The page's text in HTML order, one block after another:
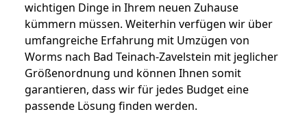
wichtigen Dinge in Ihrem neuen Zuhause
kümmern müssen. Weiterhin verfügen wir über
umfangreiche Erfahrung mit Umzügen von
Worms nach Bad Teinach-Zavelstein mit jeglicher
Größenordnung und können Ihnen somit
garantieren, dass wir für jedes Budget eine
passende Lösung finden werden.